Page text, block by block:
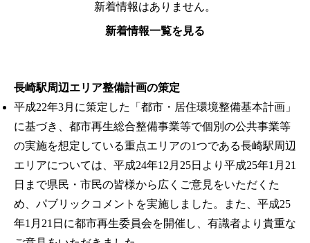
新着情報はありません。
新着情報一覧を見る
長崎駅周辺エリア整備計画の策定
平成22年3月に策定した「都市・居住環境整備基本計画」
に基づき、都市再生総合整備事業等で個別の公共事業等
の実施を想定している重点エリアの1つである長崎駅周辺
エリアについては、平成24年12月25日より平成25年1月21
日まで県民・市民の皆様から広くご意見をいただくた
め、パブリックコメントを実施しました。また、平成25
年1月21日に都市再生委員会を開催し、有識者より貴重な